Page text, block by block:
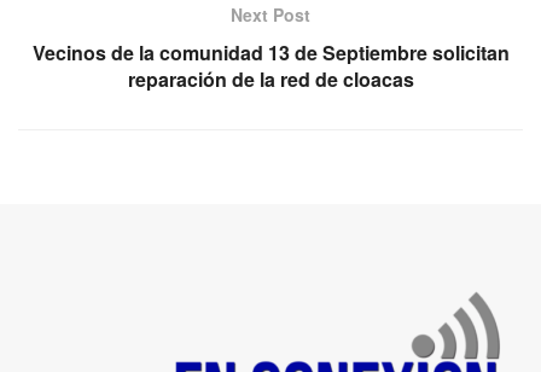
Next Post
Vecinos de la comunidad 13 de Septiembre solicitan
reparación de la red de cloacas